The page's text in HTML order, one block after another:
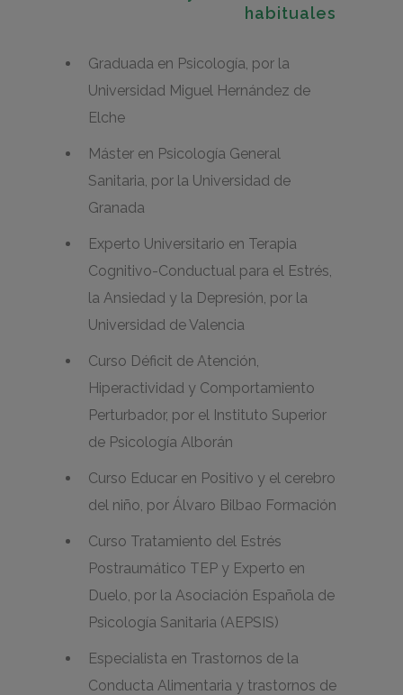
habituales
Graduada en Psicología, por la
Universidad Miguel Hernández de
Elche
Máster en Psicología General
Sanitaria, por la Universidad de
Granada
Experto Universitario en Terapia
Cognitivo-Conductual para el Estrés,
la Ansiedad y la Depresión, por la
Universidad de Valencia
Curso Déficit de Atención,
Hiperactividad y Comportamiento
Perturbador, por el Instituto Superior
de Psicología Alborán
Curso Educar en Positivo y el cerebro
del niño, por Álvaro Bilbao Formación
Curso Tratamiento del Estrés
Postraumático TEP y Experto en
Duelo, por la Asociación Española de
Psicología Sanitaria (AEPSIS)
Especialista en Trastornos de la
Conducta Alimentaria y trastornos de